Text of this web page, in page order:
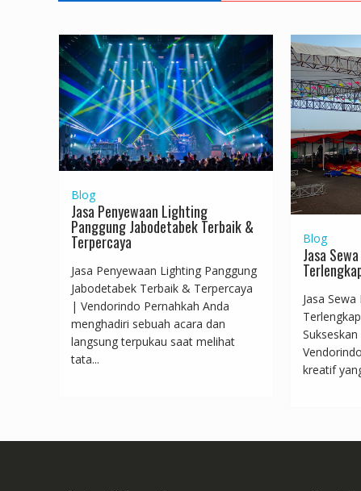
Blog
Jasa Penyewaan Lighting
Panggung Jabodetabek Terbaik &
Terpercaya
Jasa Penyewaan Lighting Panggung
Jabodetabek Terbaik & Terpercaya
| Vendorindo Pernahkah Anda
menghadiri sebuah acara dan
langsung terpukau saat melihat
tata...
Blog
Jasa
Jasa
kreatif